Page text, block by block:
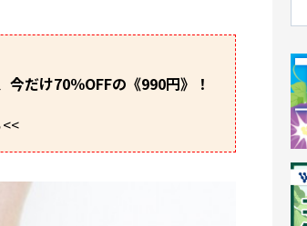
だけ70％OFFの《990円》！